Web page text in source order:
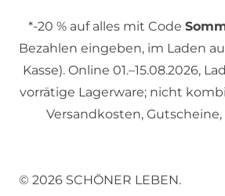
*-20 % auf alles mit Code
Bezahlen eingeben, im Laden
Kasse). Online 01.–15.08.2026,
vorrätige Lagerware; nicht
Versandkosten,
© 2026 SCHÖNER LEBEN.